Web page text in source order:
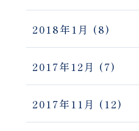
2018年1月 (8)
2017年12月 (7)
2017年11月 (12)